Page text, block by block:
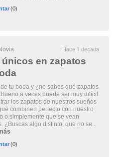
(0)
Hace 1 decada
en zapatos
de tu boda y ¿no sabes qué zapatos
a veces puede ser muy difícil
los zapatos de nuestros sueños
combinen perfecto con nuestro
o simplemente que se vean
¿Buscas algo distinto, que no se...
(0)